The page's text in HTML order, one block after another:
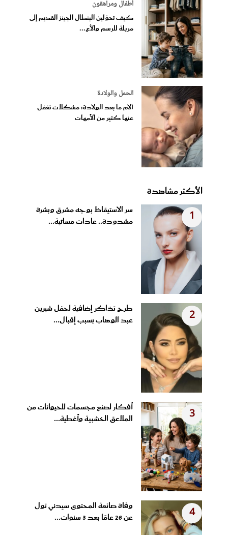
أطفال ومراهقون
كيف تحوّلين البنطال الجينز القديم إلى
مريلة للرسم والأع...
الحمل والولادة
آلام ما بعد الولادة: مشكلات تغفل
عنها كثير من الأمهات
الأكثر مشاهدة
1
سر الاستيقاظ بوجه مشرق وبشرة
مشدودة.. عادات مسائية...
2
طرح تذاكر إضافية لحفل شيرين
عبد الوهاب بسبب إقبال...
3
أفكار لصنع مجسمات للحيوانات من
الملاعق الخشبية وأغطية...
4
وفاة صانعة المحتوى سيدني تول
عن 26 عامًا بعد 3 سنوات...